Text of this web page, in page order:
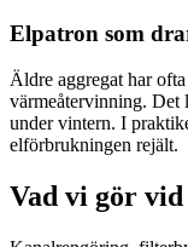
Elpatron som
Äldre aggregat har
värmeåtervinning. Det
under vintern. I
elförbrukningen rejält.
Vad vi gör vid